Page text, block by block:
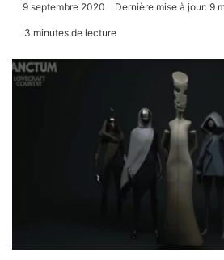
9 septembre 2020 Dernière mise à jour: 9
3 minutes de lecture